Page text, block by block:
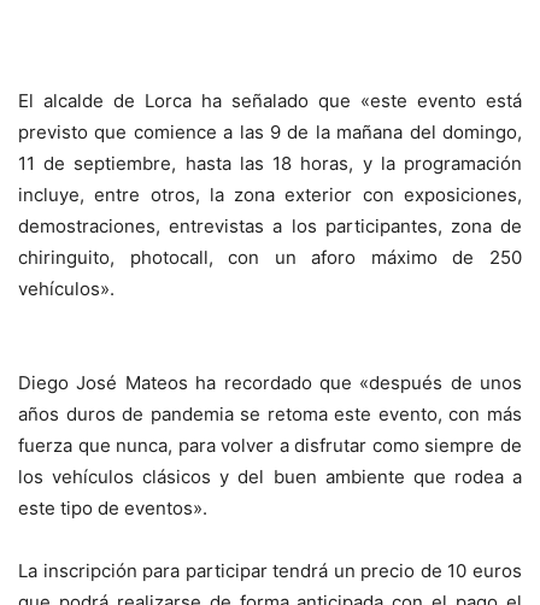
El alcalde de Lorca ha señalado que «este evento está
previsto que comience a las 9 de la mañana del domingo,
11 de septiembre, hasta las 18 horas, y la programación
incluye, entre otros, la zona exterior con exposiciones,
demostraciones, entrevistas a los participantes, zona de
chiringuito, photocall, con un aforo máximo de 250
vehículos».
Diego José Mateos ha recordado que «después de unos
años duros de pandemia se retoma este evento, con más
fuerza que nunca, para volver a disfrutar como siempre de
los vehículos clásicos y del buen ambiente que rodea a
este tipo de eventos».
La inscripción para participar tendrá un precio de 10 euros